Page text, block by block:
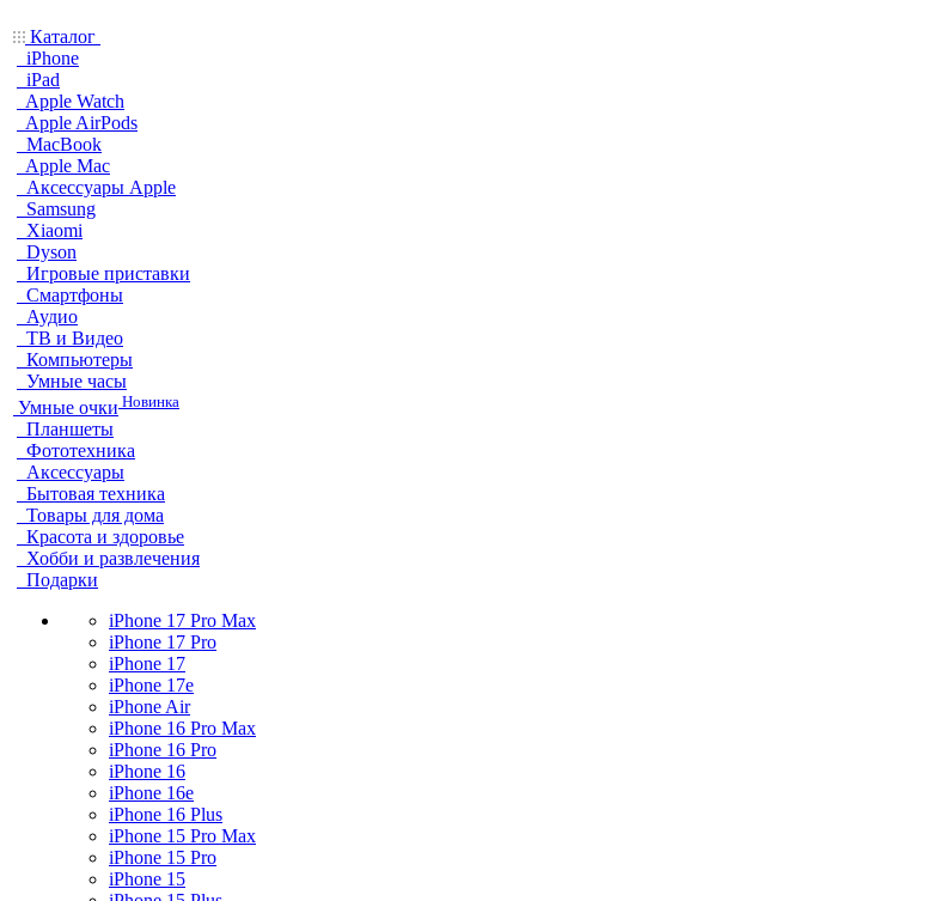
Каталог
iPhone
iPad
Apple Watch
Apple AirPods
MacBook
Apple Mac
Аксессуары Apple
Samsung
Xiaomi
Dyson
Игровые приставки
Смартфоны
Аудио
ТВ и Видео
Компьютеры
Умные часы
Умные очки Новинка
Планшеты
Фототехника
Аксессуары
Бытовая техника
Товары для дома
Красота и здоровье
Хобби и развлечения
Подарки
iPhone 17 Pro Max
iPhone 17 Pro
iPhone 17
iPhone 17e
iPhone Air
iPhone 16 Pro Max
iPhone 16 Pro
iPhone 16
iPhone 16e
iPhone 16 Plus
iPhone 15 Pro Max
iPhone 15 Pro
iPhone 15